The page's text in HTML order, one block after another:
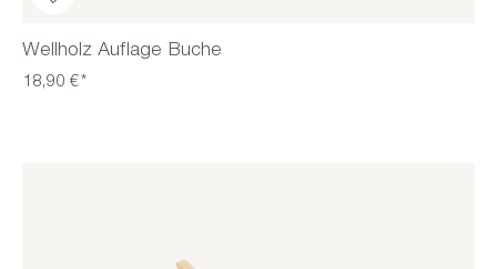
Wellholz Auflage Buche
18,90 €*